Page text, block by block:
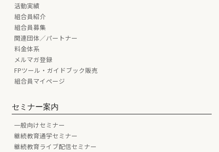
活動実績
組合員紹介
組合員募集
関連団体／パートナー
料金体系
メルマガ登録
FPツール・ガイドブック販売
組合員マイページ
セミナー案内
一般向けセミナー
継続教育通学セミナー
継続教育ライブ配信セミナー